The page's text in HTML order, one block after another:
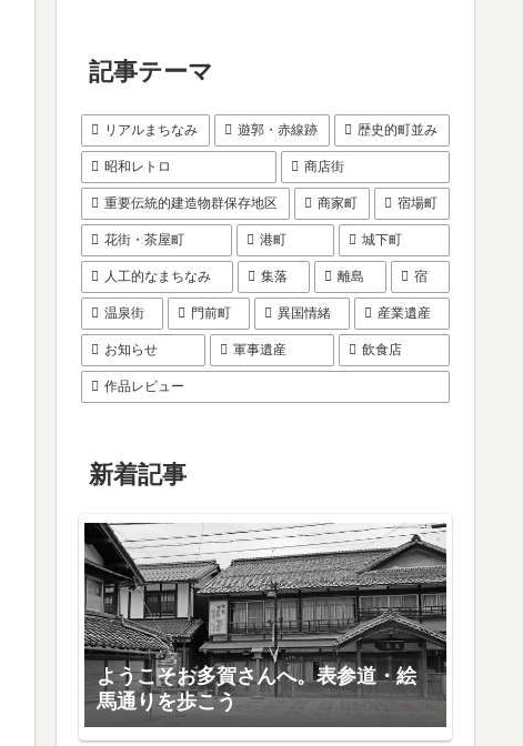
記事テーマ
リアルまちなみ 遊郭・赤線跡 歴史的町並み
昭和レトロ 商店街
重要伝統的建造物群保存地区 商家町 宿場町
花街・茶屋町 港町 城下町
人工的なまちなみ 集落 離島 宿
温泉街 門前町 異国情緒 産業遺産
お知らせ 軍事遺産 飲食店
作品レビュー
新着記事
ようこそお多賀さんへ。表参道・絵
馬通りを歩こう